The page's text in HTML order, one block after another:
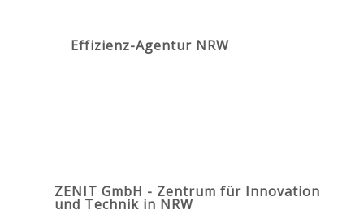
Effizienz-Agentur NRW
ZENIT GmbH - Zentrum für Innovation
und Technik in NRW